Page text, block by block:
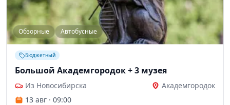
Обзорные Автобусные
Бюджетный
Большой Академгородок + 3 музея
Из Новосибирска
Академгородок
13 авг · 09:00